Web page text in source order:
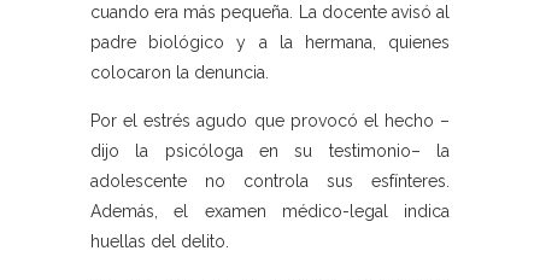
cuando era más pequeña. La docente avisó al
padre biológico y a la hermana, quienes
colocaron la denuncia.
Por el estrés agudo que provocó el hecho –
dijo la psicóloga en su testimonio– la
adolescente no controla sus esfínteres.
Además, el examen médico-legal indica
huellas del delito.